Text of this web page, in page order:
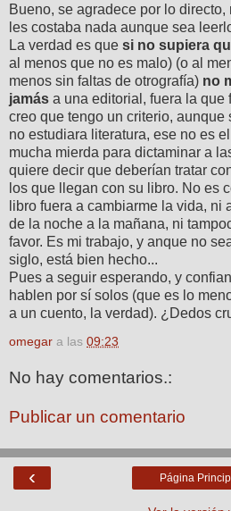
Bueno, se agradece por lo
les costaba nada aunque sea
La verdad es que si no supiera
al menos que no es malo) (o al
menos sin faltas de otrografía) no
jamás a una editorial, fuera la que
creo que tengo un criterio,
no estudiara literatura, ese no es
mucha mierda para dictaminar a
quiere decir que deberían tratar
los que llegan con su libro. No es
libro fuera a cambiarme la vida, ni
de la noche a la mañana, ni
favor. Es mi trabajo, y anque no
siglo, está bien hecho...
Pues a seguir esperando, y
hablen por sí solos (que es lo
a un cuento, la verdad). ¿Dedos
omegar a las 09:23
No hay comentarios.:
Publicar un comentario
‹ Página